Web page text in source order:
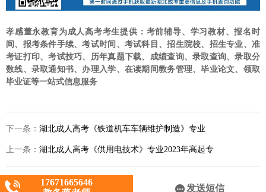
孝感董永教育为成人高考考生提供：考前辅导、学习教材、报名时
间、报考条件手续、考试时间、考试科目、招生院校、招生专业、准
考证打印、考试技巧、历年真题下载、成绩查询、录取查询、录取分
数线、录取通知书、办理入学、在读期间教务管理、毕业论文、领取
毕业证等一站式信息服务
下一条： 湖北成人高考《铁道机车车辆维护制造》专业
2023年高起专招生报名-孝感董永教育
上一条： 湖北成人高考《供用电技术》专业2023年高起专
CopyRight © 2019 孝感董永教育
17671665646
发送短信